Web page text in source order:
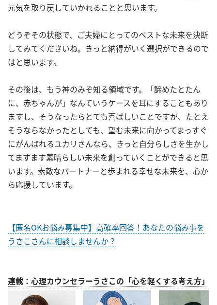
元気を取り戻していかれることと思います。
どうぞその状態で、ご夫婦にとってのベストな未来を決断
してみてくださいね。きっと納得がいく選択ができるので
はと思います。
その後は、もう神のみぞ知る領域です。「諦めたとたん
に、赤ちゃんが」なんていうケースを耳にすることもあり
ますし、そうなったらとても喜ばしいことですが、たとえ
そうならなかったとしても、望む未来に向かってまっすぐ
にがんばれるユカリさんなら、きっと自分らしさを生かし
てますます素晴らしい未来を創っていくことができると思
います。素敵なパートナーと歩まれる幸せな未来を、心か
ら応援しています。
【匿名OKお悩み募集中】高確率回答！あなたの悩み事を
うさこさんに相談しませんか？
連載：心理カウンセラーうさこの「心を軽くする考え方」